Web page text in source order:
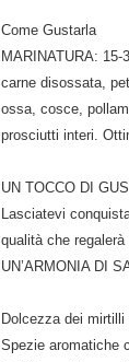
Come Gustarla
MARINATURA:
carne disossata,
ossa, cosce,
prosciutti interi.
UN TOCCO DI
Lasciatevi
qualità che
UN’ARMONIA DI
Dolcezza dei
Spezie aromatiche